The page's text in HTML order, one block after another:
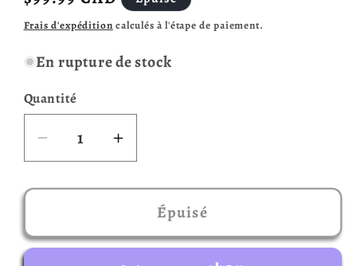
habituel
Frais d'expédition calculés à l'étape de paiement.
En rupture de stock
Quantité
Réduire
la
quantité
Biôme
(français)
Augmenter
la
quantité
Biôme
(français)
Épuisé